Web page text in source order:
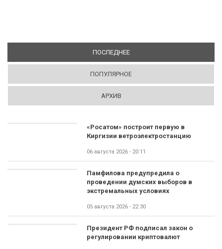
ПОСЛЕДНЕЕ(АКТИВНАЯ ВКЛАДКА)
ПОПУЛЯРНОЕ
АРХИВ
«Росатом» построит первую в
Киргизии ветроэлектростанцию
06 августа 2026 - 20:11
Памфилова предупредила о
проведении думских выборов в
экстремальных условиях
05 августа 2026 - 22:30
Президент РФ подписал закон о
регулировании криптовалют